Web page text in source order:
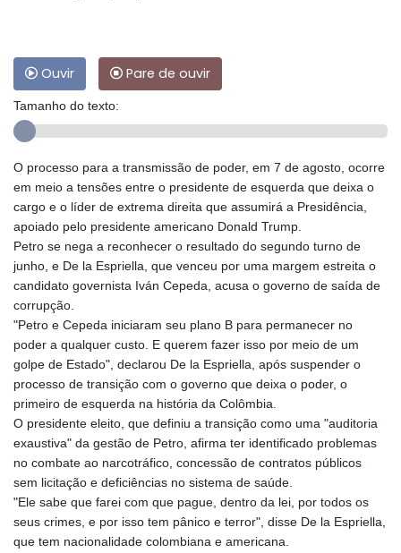
Ouvir Pare de ouvir
Tamanho do texto:
O processo para a transmissão de poder, em 7 de agosto, ocorre
em meio a tensões entre o presidente de esquerda que deixa o
cargo e o líder de extrema direita que assumirá a Presidência,
apoiado pelo presidente americano Donald Trump.
Petro se nega a reconhecer o resultado do segundo turno de
junho, e De la Espriella, que venceu por uma margem estreita o
candidato governista Iván Cepeda, acusa o governo de saída de
corrupção.
"Petro e Cepeda iniciaram seu plano B para permanecer no
poder a qualquer custo. E querem fazer isso por meio de um
golpe de Estado", declarou De la Espriella, após suspender o
processo de transição com o governo que deixa o poder, o
primeiro de esquerda na história da Colômbia.
O presidente eleito, que definiu a transição como uma "auditoria
exaustiva" da gestão de Petro, afirma ter identificado problemas
no combate ao narcotráfico, concessão de contratos públicos
sem licitação e deficiências no sistema de saúde.
"Ele sabe que farei com que pague, dentro da lei, por todos os
seus crimes, e por isso tem pânico e terror", disse De la Espriella,
que tem nacionalidade colombiana e americana.